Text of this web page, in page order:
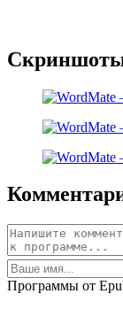
Программы от